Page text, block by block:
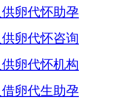
卵代怀助孕
卵代怀咨询
卵代怀机构
卵代生助孕